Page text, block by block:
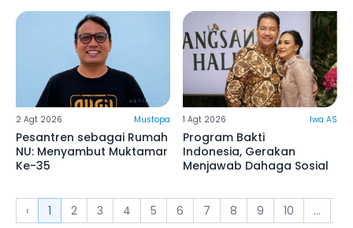
2 Agt 2026 Mustopa
Pesantren sebagai Rumah
NU: Menyambut Muktamar
Ke-35
1 Agt 2026 Iwa AS
Program Bakti
Indonesia, Gerakan
Menjawab Dahaga Sosial
‹ 1 2 3 4 5 6 7 8 9 10 ...